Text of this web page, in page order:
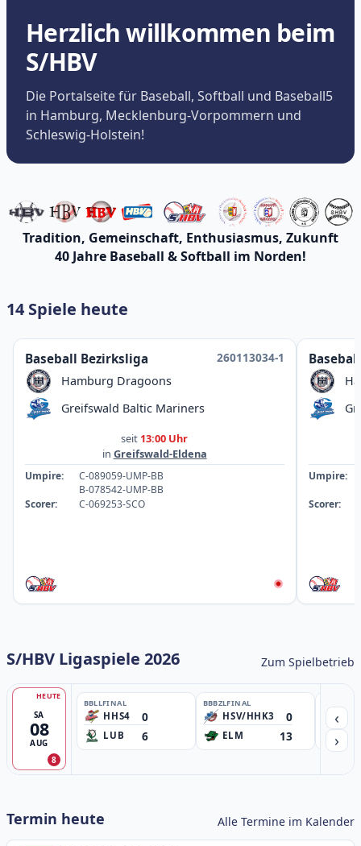
Herzlich willkommen beim
S/HBV
Die Portalseite für Baseball, Softball und Baseball5
in Hamburg, Mecklenburg-Vorpommern und
Schleswig-Holstein!
Tradition, Gemeinschaft, Enthusiasmus, Zukunft
40 Jahre Baseball & Softball im Norden!
14 Spiele heute
Baseball Bezirksliga
260113034-1
Hamburg Dragoons
Greifswald Baltic Mariners
seit 13:00 Uhr
in Greifswald-Eldena
Umpire:
C-089059-UMP-BB
B-078542-UMP-BB
Scorer:
C-069253-SCO
Umpire:
Scorer:
S/HBV Ligaspiele 2026 Zum Spielbetrieb
SA
08
AUG
HEUTE
8
BBLLFINAL
HHS4 0
LUB 6
BBBZLFINAL
HSV/HHK3 0
ELM 13
‹
›
Termin heute Alle Termine im Kalender